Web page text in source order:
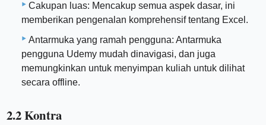
Cakupan luas: Mencakup semua aspek dasar, ini
memberikan pengenalan komprehensif tentang Excel.
Antarmuka yang ramah pengguna: Antarmuka
pengguna Udemy mudah dinavigasi, dan juga
memungkinkan untuk menyimpan kuliah untuk dilihat
secara offline.
2.2 Kontra